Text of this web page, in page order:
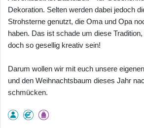
Dekoration. Selten werden dabei jedoch
Strohsterne genutzt, die Oma und Opa
haben. Das ist schade um diese
doch so gesellig kreativ sein!
Darum wollen wir mit euch unsere
und den Weihnachtsbaum dieses Jahr
schmücken.